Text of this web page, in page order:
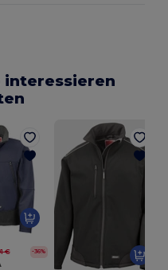
interessieren
€ -36%